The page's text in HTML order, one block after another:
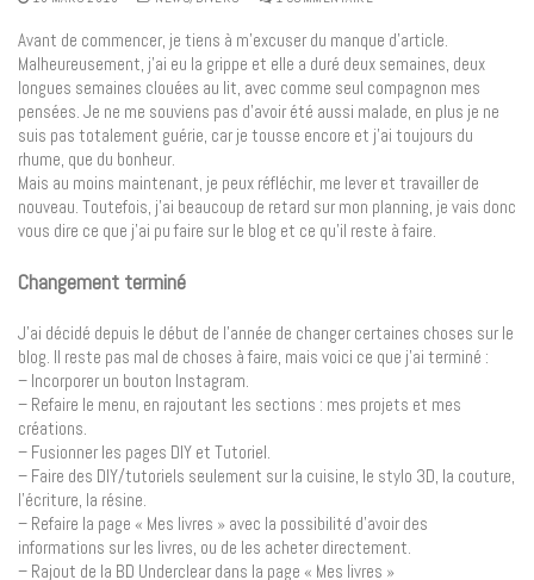
Avant de commencer, je tiens à m’excuser du manque d’article.
Malheureusement, j’ai eu la grippe et elle a duré deux semaines, deux
longues semaines clouées au lit, avec comme seul compagnon mes
pensées. Je ne me souviens pas d’avoir été aussi malade, en plus je ne
suis pas totalement guérie, car je tousse encore et j’ai toujours du
rhume, que du bonheur.
Mais au moins maintenant, je peux réfléchir, me lever et travailler de
nouveau. Toutefois, j’ai beaucoup de retard sur mon planning, je vais donc
vous dire ce que j’ai pu faire sur le blog et ce qu’il reste à faire.
Changement terminé
J’ai décidé depuis le début de l’année de changer certaines choses sur le
blog. Il reste pas mal de choses à faire, mais voici ce que j’ai terminé :
– Incorporer un bouton Instagram.
– Refaire le menu, en rajoutant les sections : mes projets et mes
créations.
– Fusionner les pages DIY et Tutoriel.
– Faire des DIY/tutoriels seulement sur la cuisine, le stylo 3D, la couture,
l’écriture, la résine.
– Refaire la page « Mes livres » avec la possibilité d’avoir des
informations sur les livres, ou de les acheter directement.
– Rajout de la BD Underclear dans la page « Mes livres »